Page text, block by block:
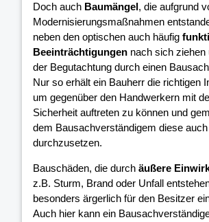
Doch auch Baumängel , die aufgrund
Modernisierungsmaßnahmen
neben den optischen auch häufig
Beeinträchtigungen nach sich ziehen
der Begutachtung durch einen
Nur so erhält ein Bauherr die richtigen
um gegenüber den Handwerkern mit
Sicherheit auftreten zu können und
dem Bausachverständigem diese auch
durchzusetzen.
Bauschäden, die durch äußere
z.B. Sturm, Brand oder Unfall
besonders ärgerlich für den Besitzer
Auch hier kann ein